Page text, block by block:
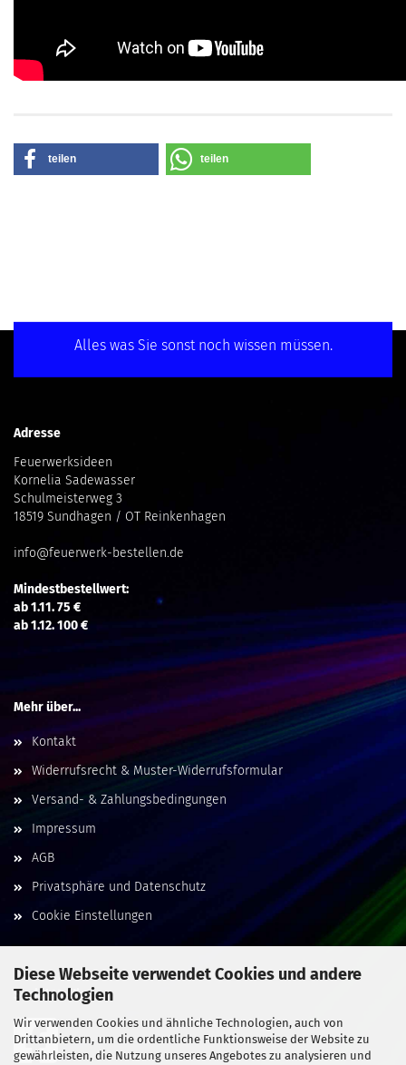
Diese Webseite verwendet Cookies und andere
Technologien
Wir verwenden Cookies und ähnliche Technologien, auch von
Drittanbietern, um die ordentliche Funktionsweise der Website zu
gewährleisten, die Nutzung unseres Angebotes zu analysieren und
teilen teilen
Alles was Sie sonst noch wissen müssen.
Adresse
Feuerwerksideen
Kornelia Sadewasser
Schulmeisterweg 3
18519 Sundhagen / OT Reinkenhagen
info@feuerwerk-bestellen.de
Mindestbestellwert:
ab 1.11. 75 €
ab 1.12. 100 €
Mehr über...
Kontakt
Widerrufsrecht & Muster-Widerrufsformular
Versand- & Zahlungsbedingungen
Impressum
AGB
Privatsphäre und Datenschutz
Cookie Einstellungen
Social Media